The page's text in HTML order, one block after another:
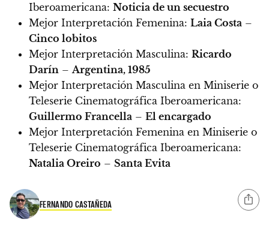
Iberoamericana: Noticia de un secuestro
Mejor Interpretación Femenina: Laia Costa –
Cinco lobitos
Mejor Interpretación Masculina: Ricardo
Darín – Argentina, 1985
Mejor Interpretación Masculina en Miniserie o
Teleserie Cinematográfica Iberoamericana:
Guillermo Francella – El encargado
Mejor Interpretación Femenina en Miniserie o
Teleserie Cinematográfica Iberoamericana:
Natalia Oreiro – Santa Evita
FERNANDO CASTAÑEDA